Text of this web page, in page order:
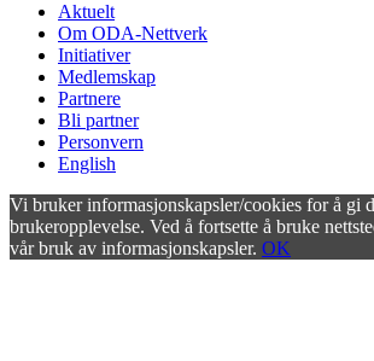
Aktuelt
Om ODA-Nettverk
Initiativer
Medlemskap
Partnere
Bli partner
Personvern
English
Vi bruker informasjonskapsler/cookies for å gi
brukeropplevelse. Ved å fortsette å bruke
vår bruk av informasjonskapsler. OK